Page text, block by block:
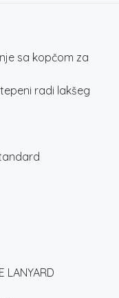
sa kopčom za
radi lakšeg
LANYARD